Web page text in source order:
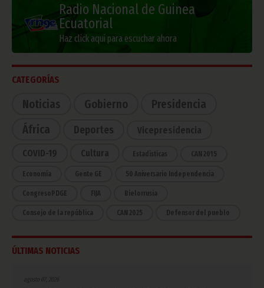
Radio Nacional de Guinea
Ecuatorial
Haz click aquí para escuchar ahora
CATEGORÍAS
Noticias Gobierno
Presidencia
África
Deportes Vicepresidencia
COVID-19 Cultura Estadísticas CAN 2015
Economía Gente GE 50 Aniversario Independencia
CongresoPDGE FIJA Bielorrusia
Consejo de la república CAN 2025 Defensor del pueblo
ÚLTIMAS NOTICIAS
agosto 07, 2026